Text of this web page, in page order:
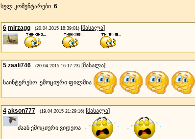
სულ კომენტარები: 6
6 mirzagg (20.04.2015 18:39:01) [მასალა]
5 zaali746 (20.04.2015 16:17:23) [მასალა]
საინტერესო .ემოციური ფილმია
4 akson777 (19.04.2015 21:29:16) [მასალა]
ძაან ემოციური ვიდეოა